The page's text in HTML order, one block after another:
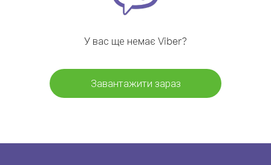
У вас ще немає Viber?
Завантажити зараз